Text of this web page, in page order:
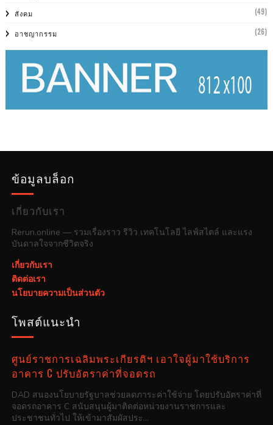
สังคม (49)
อาชญากรรม (26)
ข้อมูลบล็อก
เกี่ยวกับเรา
Rerun.online — รวมเรื่องราว รีวิว เทคโนโลยี ไลฟ์สไตล์ และแรง
บันดาลใจจากชีวิตจริง
เกี่ยวกับเรา
ติดต่อเรา
นโยบายความเป็นส่วนตัว
โพสต์แนะนำ
ศูนย์ราชการเฉลิมพระเกียรติฯ เอาใจผู้มาใช้บริการ
อาคาร C ปรับอัตราค่าที่จอดรถ
DAD สนองนโยบายรัฐบาลช่วยลดภาระค่าใช้จ่าย โดยปรับอัตราค่าที่
จอดรถอาคาร C สนับสนุนผู้มาติดต่อหน่วยงานราชการและ
ประชาชนทั่วไป ให้เข้ามาสัมผัสประ...